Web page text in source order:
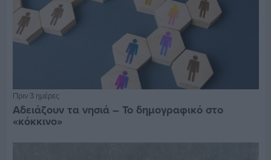
Πριν 3 ημέρες
Αδειάζουν τα νησιά – Το δημογραφικό στο
«κόκκινο»